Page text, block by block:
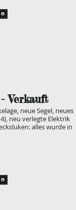
Verkauft
neue Segel, neues
neu verlegte Elektrik
alles wurde in